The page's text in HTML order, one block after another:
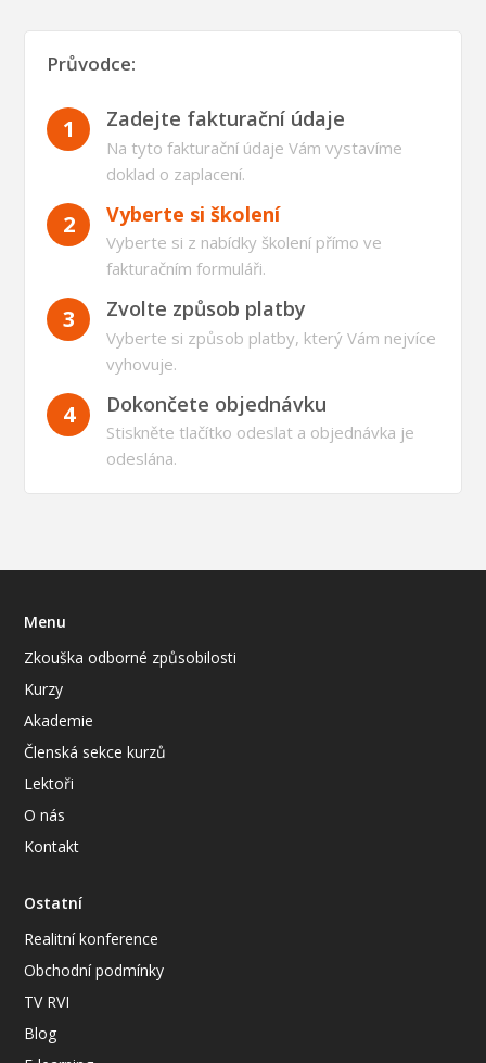
Průvodce:
1 Zadejte fakturační údaje
Na tyto fakturační údaje Vám vystavíme
doklad o zaplacení.
2 Vyberte si školení
Vyberte si z nabídky školení přímo ve
fakturačním formuláři.
3 Zvolte způsob platby
Vyberte si způsob platby, který Vám nejvíce
vyhovuje.
4 Dokončete objednávku
Stiskněte tlačítko odeslat a objednávka je
odeslána.
Menu
Zkouška odborné způsobilosti
Kurzy
Akademie
Členská sekce kurzů
Lektoři
O nás
Kontakt
Ostatní
Realitní konference
Obchodní podmínky
TV RVI
Blog